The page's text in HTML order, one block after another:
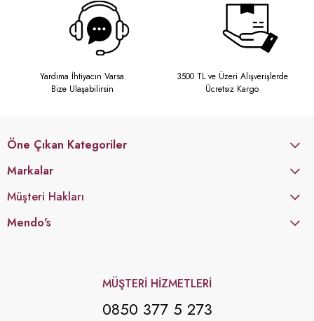
Yardıma İhtiyacın Varsa
Bize Ulaşabilirsin
3500 TL ve Üzeri Alışverişlerde
Ücretsiz Kargo
Öne Çıkan Kategoriler
Markalar
Müşteri Hakları
Mendo's
MÜŞTERİ HİZMETLERİ
0850 377 5 273